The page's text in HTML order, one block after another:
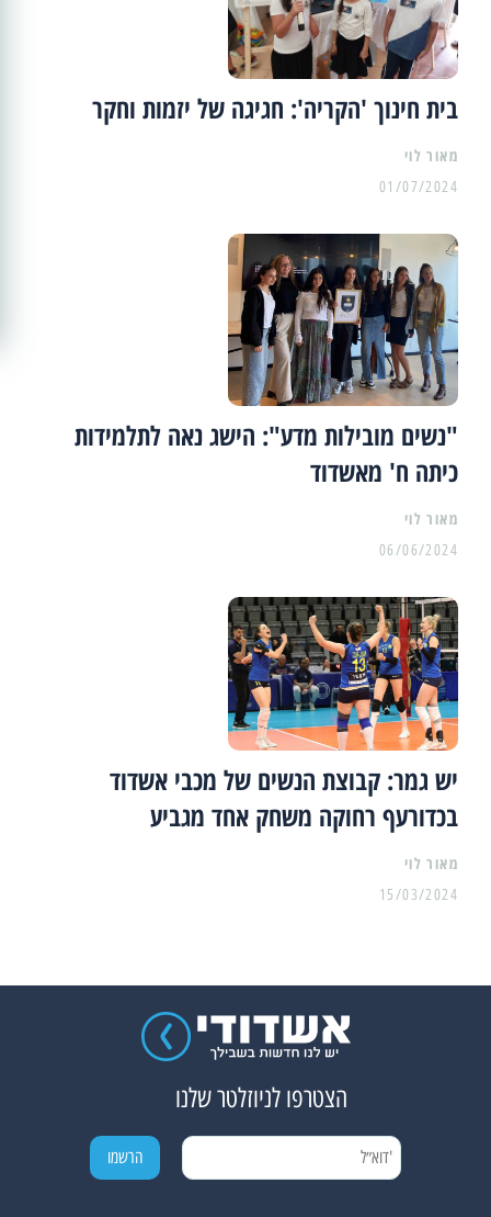
בית חינוך 'הקריה': חגיגה של יזמות וחקר
מאור לוי
01/07/2024
"נשים מובילות מדע": הישג נאה לתלמידות
כיתה ח' מאשדוד
מאור לוי
06/06/2024
יש גמר: קבוצת הנשים של מכבי אשדוד
בכדורעף רחוקה משחק אחד מגביע
מאור לוי
15/03/2024
הצטרפו לניוזלטר שלנו